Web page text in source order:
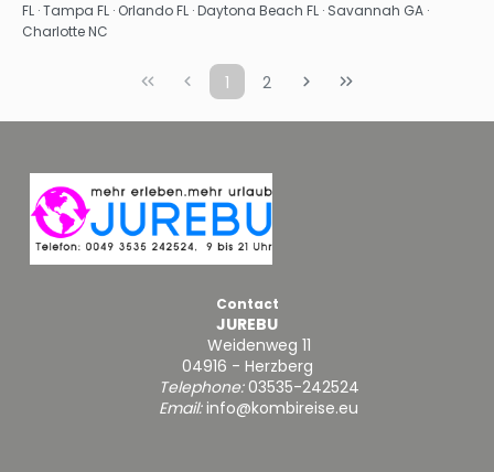
FL · Tampa FL · Orlando FL · Daytona Beach FL · Savannah GA ·
Charlotte NC
1 2
Contact
JUREBU
Weidenweg 11
04916 - Herzberg
Telephone:03535-242524
Email:info@kombireise.eu